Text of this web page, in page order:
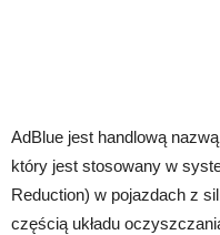
AdBlue jest handlową
który jest stosowany w
Reduction) w pojazdach z
częścią układu